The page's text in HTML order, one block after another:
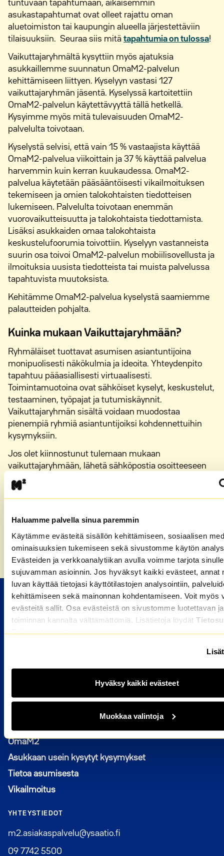
Haluamme palvella sinua paremmin
Käytämme evästeitä sisällön kehittämiseen, sosiaalisen
ominaisuuksien tukemiseen sekä sivustomme käytön
Evästeiden ja verkkoanalytiikan avulla voimme tarjota sinulle
sujuvamman asioinnin. Jos hyväksyt kaikki evästeet, annat
luvan käyttää tietojasi käyttötilastojen analysointiin,
kehittämiseen sekä mainonnan kohdentamiseen. Voit myös
evästeitä sallit. Osa evästeistä on sivustomme luotettavan
toiminnan kannalta välttämättömiä. Lisätietoja löydät
Evästeet-sivuiltamme.
Hyväksy kaikki evästeet
Muokkaa valintoja
tuntuvaan tapahtumaan, aikaisemmin
asukastapahtumat ovat olleet rajattu oman
aluetoimiston tai kaupungin alueella järjestettäviin
tilaisuuksiin. Seuraa siis mitä tapahtumia on tulossa!
Vaikuttajaryhmältä kysyttiin myös ajatuksia
asukkaillemme suunnatun OmaM2-palvelun
kehittämiseen liittyen. Kyselyyn vastasi 127
vaikuttajaryhmän jäsentä. Kyselyssä kartoitettiin
OmaM2-palvelun käytettävyyttä tällä hetkellä.
Kysyimme myös mitä tulevaisuuden OmaM2-
palvelulta toivotaan.
Kyselystä selvisi, että vain 15 % vastaajista käyttää
OmaM2-palvelua viikoittain ja 37 % käyttää palvelua
harvemmin kuin kerran kuukaudessa. OmaM2-
palvelua käytetään pääsääntöisesti vikailmoituksen
tekemiseen ja omien talokohtaisten tiedotteisen
lukemiseen. Palvelulta toivotaan enemmän
vuorovaikutteisuutta ja talokohtaista tiedottamista.
Lisäksi asukkaiden omaa talokohtaista
keskustelufoorumia toivottiin. Kyselyyn vastanneista
suurin osa toivoi OmaM2-palvelun mobiilisovellusta ja
ilmoituksia uusista tiedotteista tai muista palvelussa
tapahtuvista muutoksista.
Kehitämme OmaM2-palvelua kyselystä saamiemme
palautteiden pohjalta.
Kuinka mukaan Vaikuttajaryhmään?
Ryhmäläiset tuottavat asumisen asiantuntijoina
monipuolisesti näkökulmia ja ideoita. Yhteydenpito
tapahtuu pääasiallisesti virtuaalisesti.
Toimintamuotoina ovat sähköiset kyselyt, keskustelut,
testaaminen, työpajat ja tutumiskäynnit.
Vaikuttajaryhmän sisältä voidaan muodostaa
pienempiä ryhmiä asiantuntijoiksi kohdennettuihin
kysymyksiin.
Jos olet kiinnostunut tulemaan mukaan
vaikuttajaryhmään, lähetä sähköpostia osoitteeseen
asukastoiminta@ysaatio.fi
Etusivu»Vaikuttajaryhmä mukana toiminnan
kehittämisessä
M2-KOTIEN VUOKRA-ASUNNOT
Hakijan usein kysytyt kysymykset
OmaM2Avautuu uuteen ikkunaan
Asukkaan usein kysytyt kysymykset
Tietoa asumisesta
Vikailmoitus
YHTEYSTIEDOT
m2.asiakaspalvelu@ysaatio.fi
09 7742 5500